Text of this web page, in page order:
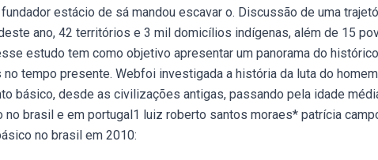
estácio de sá mandou escavar o. Discussão de uma
ano, 42 territórios e 3 mil domicílios indígenas, além de 15
estudo tem como objetivo apresentar um panorama do
tempo presente. Webfoi investigada a história da luta do
básico, desde as civilizações antigas, passando pela idade
brasil e em portugal1 luiz roberto santos moraes* patrícia
no brasil em 2010: